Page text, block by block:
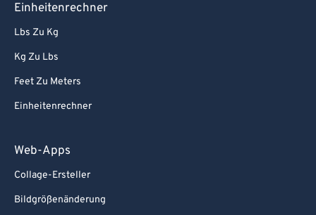
Einheitenrechner
Lbs Zu Kg
Kg Zu Lbs
Feet Zu Meters
Einheitenrechner
Web-Apps
Collage-Ersteller
Bildgrößenänderung